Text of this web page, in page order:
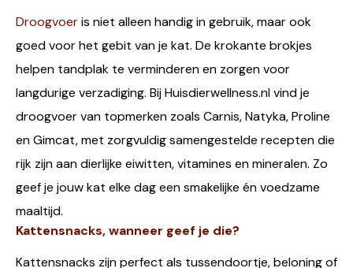
Droogvoeris niet alleen handig in gebruik, maar ook
goed voor het gebit van je kat. De krokante brokjes
helpen tandplak te verminderen en zorgen voor
langdurige verzadiging. Bij Huisdierwellness.nl vind je
droogvoer van topmerken zoals Carnis, Natyka, Proline
en Gimcat, met zorgvuldig samengestelde recepten die
rijk zijn aan dierlijke eiwitten, vitamines en mineralen. Zo
geef je jouw kat elke dag een smakelijke én voedzame
maaltijd.
Kattensnacks, wanneer geef je die?
Kattensnacks zijn perfect als tussendoortje, beloning of